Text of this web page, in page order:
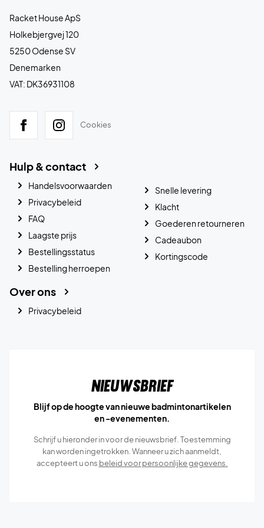
Racket House ApS
Holkebjergvej 120
5250 Odense SV
Denemarken
VAT: DK36931108
Cookies
Hulp & contact
Handelsvoorwaarden
Privacybeleid
FAQ
Laagste prijs
Bestellingsstatus
Bestelling herroepen
Snelle levering
Klacht
Goederen retourneren
Cadeaubon
Kortingscode
Over ons
Privacybeleid
Nieuwsbrief
Blijf op de hoogte van nieuwe badmintonartikelen
en -evenementen.
Schrijf u hieronder in voor de nieuwsbrief. Toestemming
kan worden ingetrokken. Wanneer u zich aanmeldt,
accepteert u ons beleid voor persoonlijke gegevens.